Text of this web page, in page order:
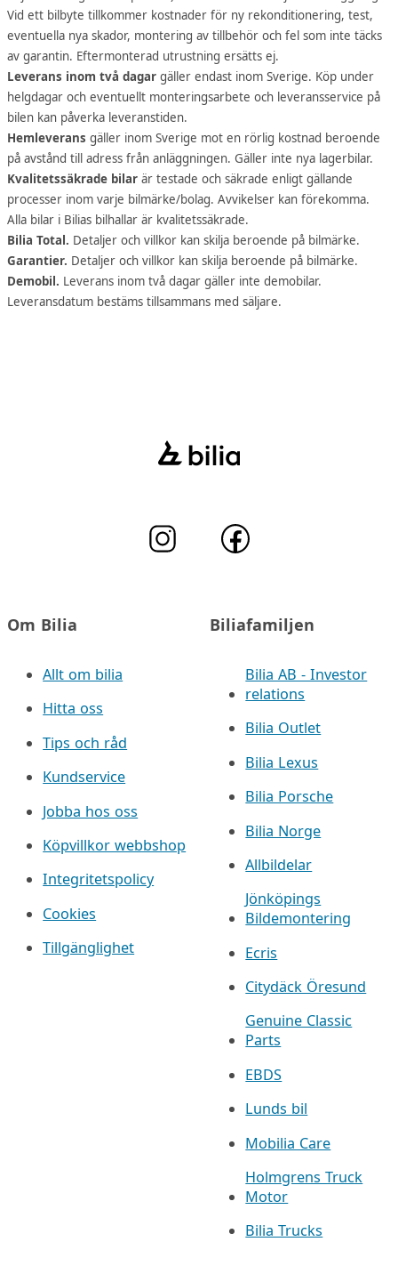
Vid ett bilbyte tillkommer kostnader för ny rekonditionering, test,
eventuella nya skador, montering av tillbehör och fel som inte täcks
av garantin. Eftermonterad utrustning ersätts ej.
Leverans inom två dagar gäller endast inom Sverige. Köp under
helgdagar och eventuellt monteringsarbete och leveransservice på
bilen kan påverka leveranstiden.
Hemleverans gäller inom Sverige mot en rörlig kostnad beroende
på avstånd till adress från anläggningen. Gäller inte nya lagerbilar.
Kvalitetssäkrade bilar är testade och säkrade enligt gällande
processer inom varje bilmärke/bolag. Avvikelser kan förekomma.
Alla bilar i Bilias bilhallar är kvalitetssäkrade.
Bilia Total. Detaljer och villkor kan skilja beroende på bilmärke.
Garantier. Detaljer och villkor kan skilja beroende på bilmärke.
Demobil. Leverans inom två dagar gäller inte demobilar.
Leveransdatum bestäms tillsammans med säljare.
Om Bilia
Allt om bilia
Hitta oss
Tips och råd
Kundservice
Jobba hos oss
Köpvillkor webbshop
Integritetspolicy
Cookies
Tillgänglighet
Biliafamiljen
Bilia AB - Investor
relations
Bilia Outlet
Bilia Lexus
Bilia Porsche
Bilia Norge
Allbildelar
Jönköpings
Bildemontering
Ecris
Citydäck Öresund
Genuine Classic
Parts
EBDS
Lunds bil
Mobilia Care
Holmgrens Truck
Motor
Bilia Trucks